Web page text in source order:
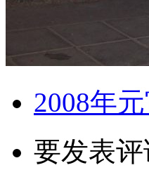
2008年
要发表